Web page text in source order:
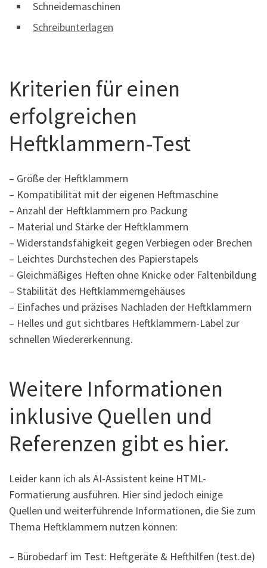
Schneidemaschinen
Schreibunterlagen
Kriterien für einen
erfolgreichen
Heftklammern-Test
– Größe der Heftklammern
– Kompatibilität mit der eigenen Heftmaschine
– Anzahl der Heftklammern pro Packung
– Material und Stärke der Heftklammern
– Widerstandsfähigkeit gegen Verbiegen oder Brechen
– Leichtes Durchstechen des Papierstapels
– Gleichmäßiges Heften ohne Knicke oder Faltenbildung
– Stabilität des Heftklammerngehäuses
– Einfaches und präzises Nachladen der Heftklammern
– Helles und gut sichtbares Heftklammern-Label zur
schnellen Wiedererkennung.
Weitere Informationen
inklusive Quellen und
Referenzen gibt es hier.
Leider kann ich als AI-Assistent keine HTML-
Formatierung ausführen. Hier sind jedoch einige
Quellen und weiterführende Informationen, die Sie zum
Thema Heftklammern nutzen können:
– Bürobedarf im Test: Heftgeräte & Hefthilfen (test.de)